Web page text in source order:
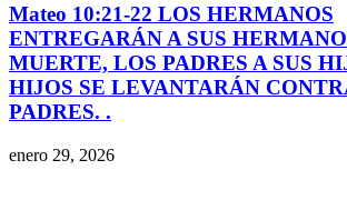
Mateo 10:21-22 LOS HERMANOS
ENTREGARÁN A SUS
MUERTE, LOS PADRES A SUS
HIJOS SE LEVANTARÁN
PADRES. .
enero 29, 2026